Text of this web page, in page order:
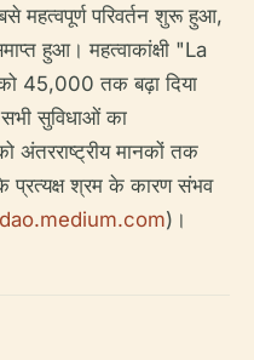
महत्वपूर्ण परिवर्तन शुरू हुआ,
हुआ। महत्वाकांक्षी "La
45,000 तक बढ़ा दिया
सुविधाओं का
अंतरराष्ट्रीय मानकों तक
प्रत्यक्ष श्रम के कारण संभव
)।